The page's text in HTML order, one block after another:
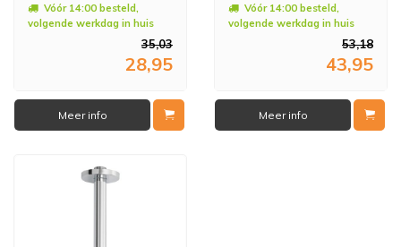
Vóór 14:00 besteld,
volgende werkdag in huis
35,03
28,95
Meer info
Vóór 14:00 besteld,
volgende werkdag in huis
53,18
43,95
Meer info